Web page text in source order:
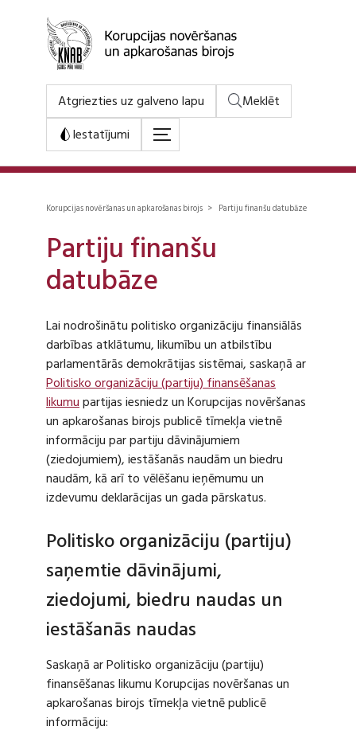
Atgriezties uz galveno lapu
Meklēt
Iestatījumi
Korupcijas novēršanas un apkarošanas birojs > Partiju finanšu datubāze
Partiju finanšu
datubāze
Lai nodrošinātu politisko organizāciju finansiālās
darbības atklātumu, likumību un atbilstību
parlamentārās demokrātijas sistēmai, saskaņā ar
Politisko organizāciju (partiju) finansēšanas
likumupartijas iesniedz un Korupcijas novēršanas
un apkarošanas birojs publicē tīmekļa vietnē
informāciju par partiju dāvinājumiem
(ziedojumiem), iestāšanās naudām un biedru
naudām, kā arī to vēlēšanu ieņēmumu un
izdevumu deklarācijas un gada pārskatus.
Politisko organizāciju (partiju)
saņemtie dāvinājumi,
ziedojumi, biedru naudas un
iestāšanās naudas
Saskaņā ar Politisko organizāciju (partiju)
finansēšanas likumu Korupcijas novēršanas un
apkarošanas birojs tīmekļa vietnē publicē
informāciju: